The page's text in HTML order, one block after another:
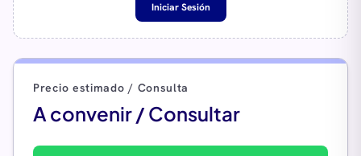
Iniciar Sesión
Precio estimado / Consulta
A convenir / Consultar